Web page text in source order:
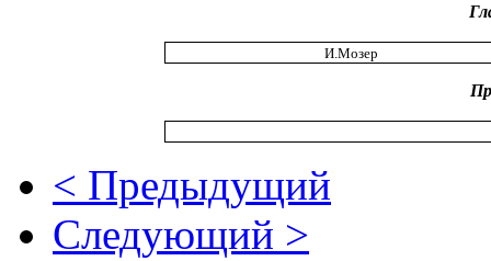
И.Мозер
< Предыдущий
Следующий >